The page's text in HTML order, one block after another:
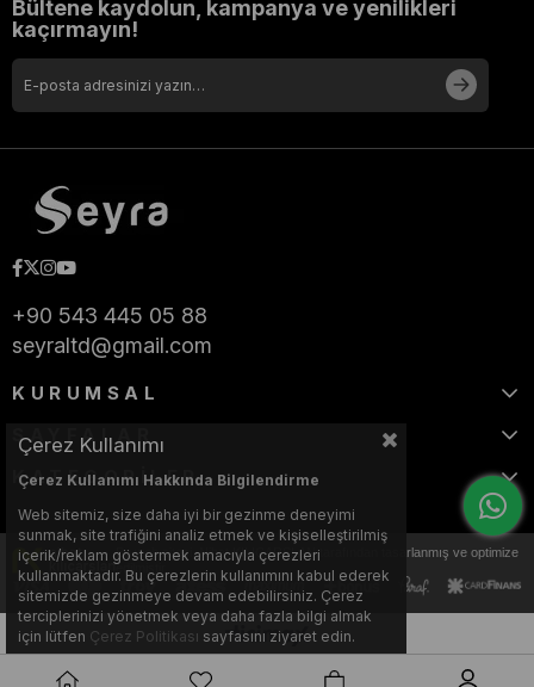
Bültene kaydolun, kampanya ve yenilikleri
kaçırmayın!
+90 543 445 05 88
seyraltd@gmail.com
KURUMSAL
SAYFALAR
KATEGORİLER
Bu web sitesi, Nihat KILIÇARSLAN tarafından tasarlanmış ve optimize
edilmiştir.
Çerez Kullanımı
Çerez Kullanımı Hakkında Bilgilendirme
Web sitemiz, size daha iyi bir gezinme deneyimi
sunmak, site trafiğini analiz etmek ve kişiselleştirilmiş
içerik/reklam göstermek amacıyla çerezleri
kullanmaktadır. Bu çerezlerin kullanımını kabul ederek
sitemizde gezinmeye devam edebilirsiniz. Çerez
terciplerinizi yönetmek veya daha fazla bilgi almak
için lütfen Çerez Politikası sayfasını ziyaret edin.